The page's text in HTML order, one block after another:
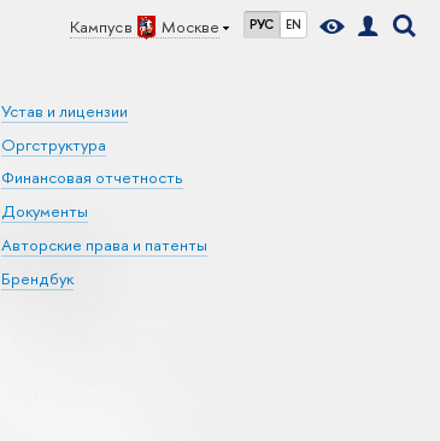
Кампус в Москве РУС EN
Устав и лицензии
Оргструктура
Финансовая отчетность
Документы
Авторские права и патенты
Брендбук